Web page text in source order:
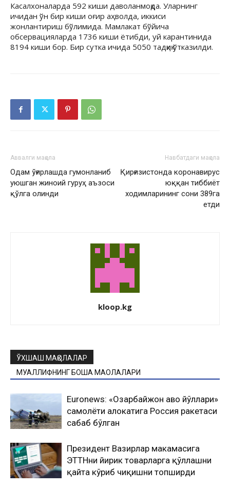
Касалхоналарда 592 киши даволанмоқда. Уларнинг
ичидан ўн бир киши оғир аҳволда, иккиси
жонлантириш бўлимида. Мамлакат бўйича
обсервацияларда 1736 киши ётибди, уй карантинида
8194 киши бор. Бир сутка ичида 5050 тадқиқ ўтказилди.
Аввалги мақола
Одам ўғирлашда гумонланиб
уюшган жиноий гуруҳ аъзоси
қўлга олинди
Навбатдаги мақола
Қирғизистонда коронавирус
юққан тиббиёт
ходимларининг сони 389га
етди
kloop.kg
ЎХШАШ МАҚОЛАЛАР
МУАЛЛИФНИНГ БОШҚА МАҚОЛАЛАРИ
Euronews: «Озарбайжон ҳаво йўллари»
самолёти ҳалокатига Россия ракетаcи
сабаб бўлган
Президент Вазирлар маҳкамасига
ЭТТНни йирик товарларга қўллашни
қайта кўриб чиқишни топширди